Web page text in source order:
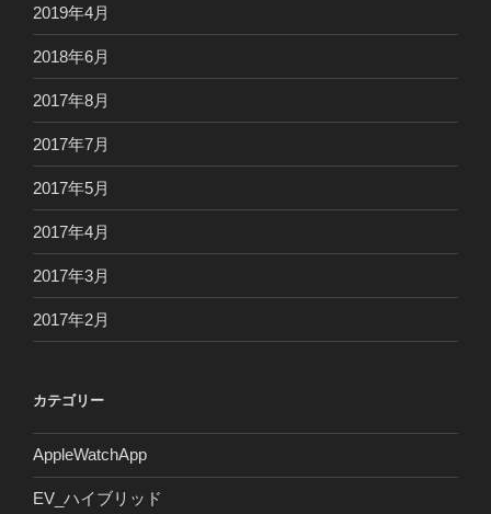
2019年4月
2018年6月
2017年8月
2017年7月
2017年5月
2017年4月
2017年3月
2017年2月
カテゴリー
AppleWatchApp
EV_ハイブリッド